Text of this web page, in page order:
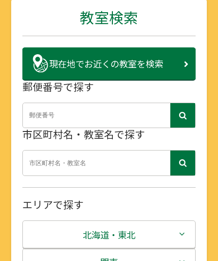
教室検索
現在地でお近くの教室を検索
郵便番号で探す
市区町村名・教室名で探す
エリアで探す
北海道・東北